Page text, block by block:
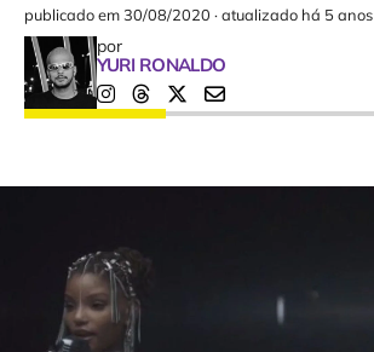
publicado em30/08/2020 ·atualizado há 5 anos
por
YURI RONALDO